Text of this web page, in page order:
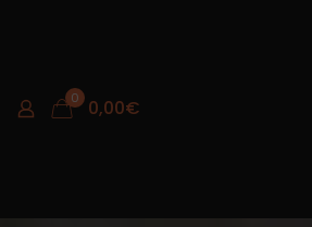
0 0,00€